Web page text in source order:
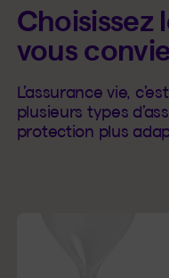
Choisissez
vous
L’assurance vie,
plusieurs types
protection plus